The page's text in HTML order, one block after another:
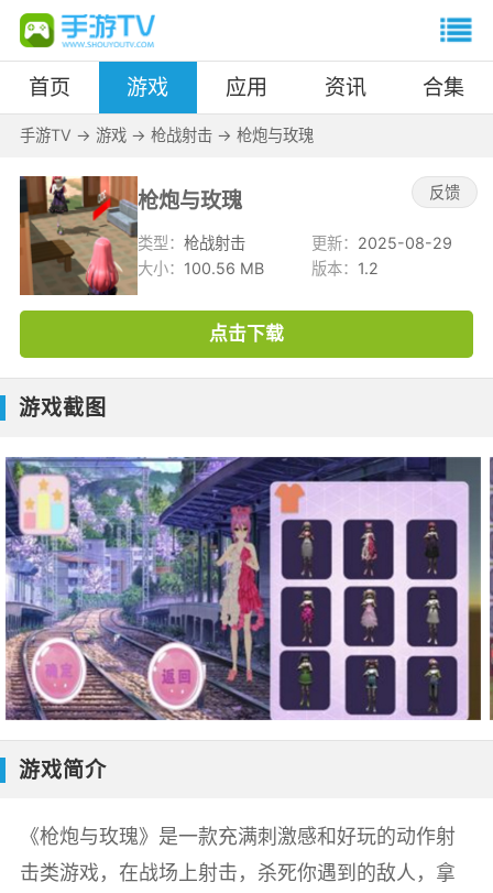
首页 游戏 应用 资讯 合集
手游TV -> 游戏-> 枪战射击-> 枪炮与玫瑰
枪炮与玫瑰 反馈
类型：枪战射击 更新： 2025-08-29
大小： 100.56 MB 版本： 1.2
点击下载
游戏截图
游戏简介
《枪炮与玫瑰》是一款充满刺激感和好玩的动作射
击类游戏，在战场上射击，杀死你遇到的敌人，拿